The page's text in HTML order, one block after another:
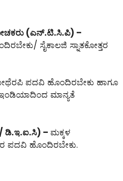
(ಎನ್.ಟಿ.ಸಿ.ಪಿ) –
ಸೈಕಾಲಜಿ ಸ್ನಾತಕೋತ್ತರ
ಪದವಿ ಹೊಂದಿರಬೇಕು ಹಾಗೂ
ಮಾನ್ಯತೆ
ಡಿ.ಇ.ಐ.ಸಿ) – ಮಕ್ಕಳ
ಪದವಿ ಹೊಂದಿರಬೇಕು.